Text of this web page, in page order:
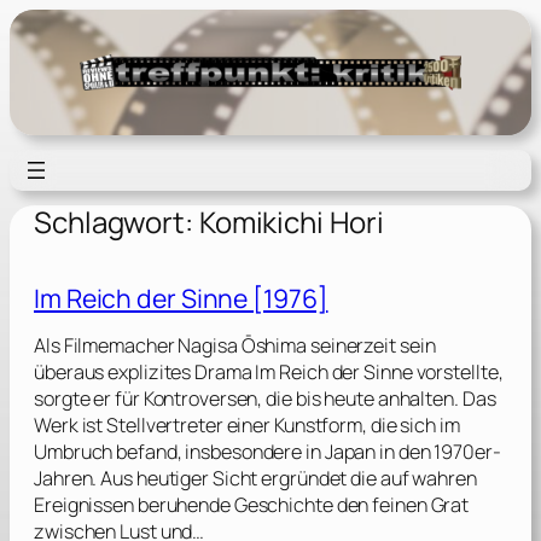
Zum
Inhalt
springen
Schlagwort: Komikichi Hori
Im Reich der Sinne [1976]
Als Filmemacher Nagisa Ōshima seinerzeit sein
überaus explizites Drama Im Reich der Sinne vorstellte,
sorgte er für Kontroversen, die bis heute anhalten. Das
Werk ist Stellvertreter einer Kunstform, die sich im
Umbruch befand, insbesondere in Japan in den 1970er-
Jahren. Aus heutiger Sicht ergründet die auf wahren
Ereignissen beruhende Geschichte den feinen Grat
zwischen Lust und…